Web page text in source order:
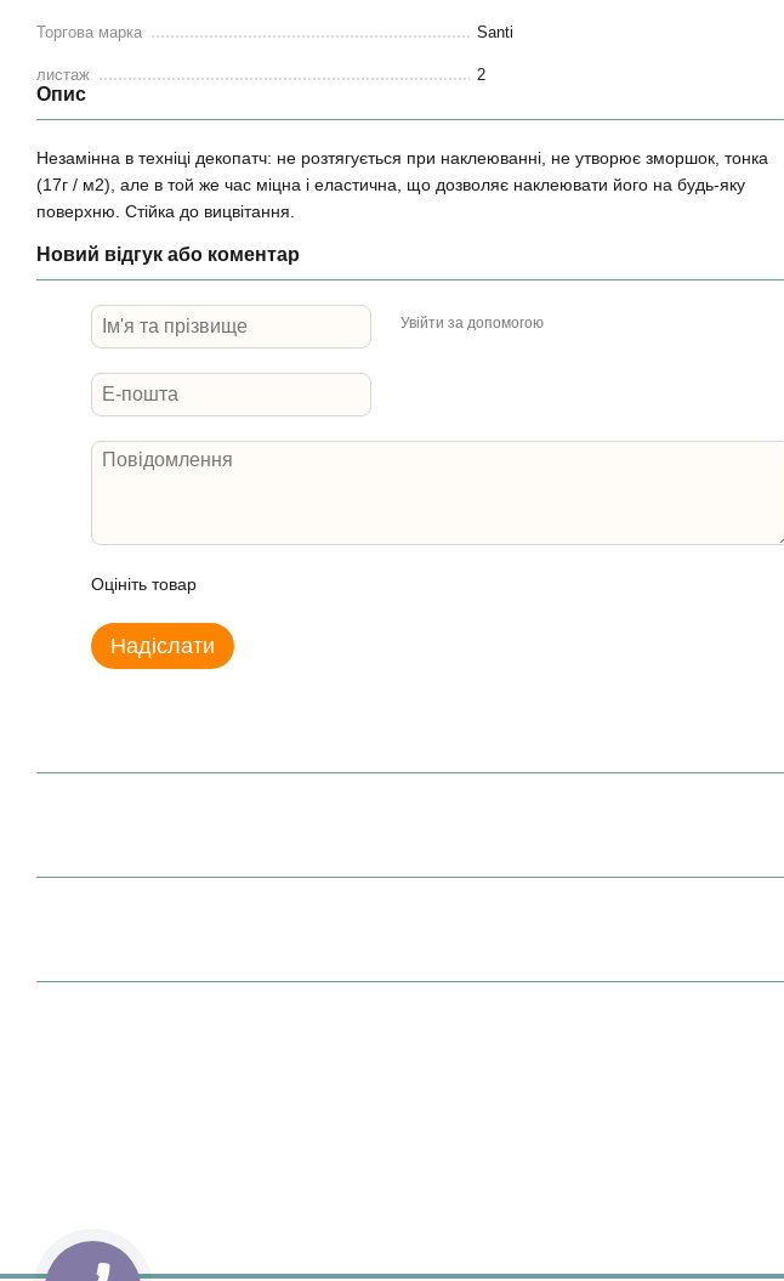
Торгова марка Santi
листаж 2
Опис
Незамінна в техніці декопатч: не розтягується при наклеюванні, не утворює зморшок, тонка
(17г / м2), але в той же час міцна і еластична, що дозволяє наклеювати його на будь-яку
поверхню. Стійка до вицвітання.
Новий відгук або коментар
Увійти за допомогою
Оцініть товар
Надіслати